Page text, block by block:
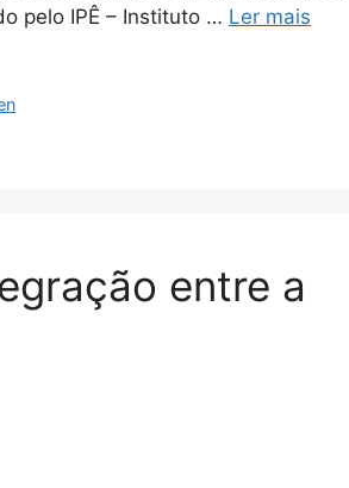
pelo IPÊ – Instituto … Ler mais
entre a